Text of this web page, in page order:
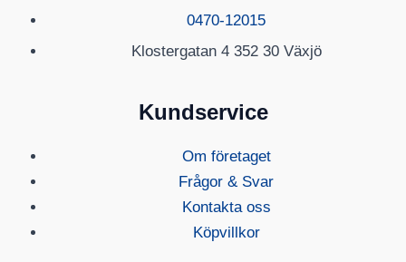
0470-12015
Klostergatan 4 352 30 Växjö
Kundservice
Om företaget
Frågor & Svar
Kontakta oss
Köpvillkor